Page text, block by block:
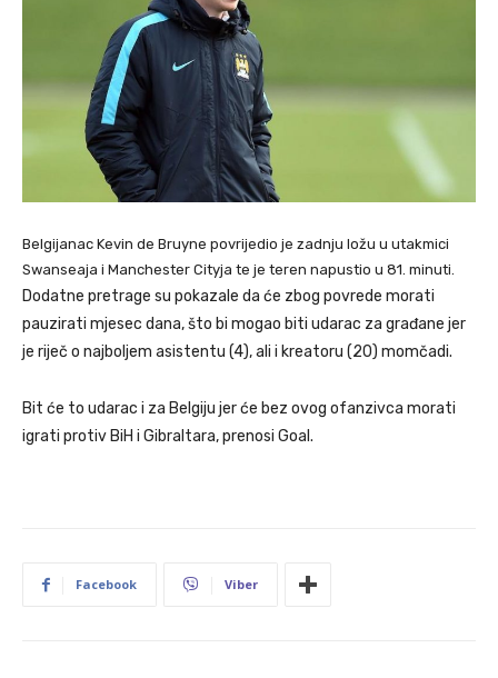
Belgijanac Kevin de Bruyne povrijedio je zadnju ložu u utakmici
Swanseaja i Manchester Cityja te je teren napustio u 81. minuti.
Dodatne pretrage su pokazale da će zbog povrede morati
pauzirati mjesec dana, što bi mogao biti udarac za građane jer
je riječ o najboljem asistentu (4), ali i kreatoru (20) momčadi.
Bit će to udarac i za Belgiju jer će bez ovog ofanzivca morati
igrati protiv BiH i Gibraltara, prenosi Goal.
Facebook Viber